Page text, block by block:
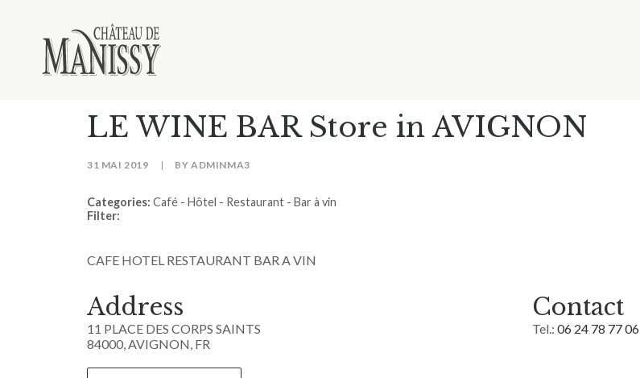
LE WINE BAR Store in AVIGNON
31 MAI 2019 | BYADMINMA3
Categories: Café - Hôtel - Restaurant - Bar à vin
Filter:
CAFE HOTEL RESTAURANT BAR A VIN
Address
11 PLACE DES CORPS SAINTS
84000, AVIGNON, FR
Contact
Tel.: 06 24 78 77 06